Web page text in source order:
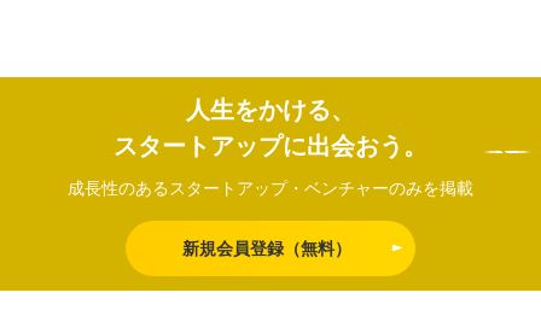
人生をかける、
スタートアップに出会おう。
成長性のあるスタートアップ・ベンチャーのみを掲載
新規会員登録（無料）